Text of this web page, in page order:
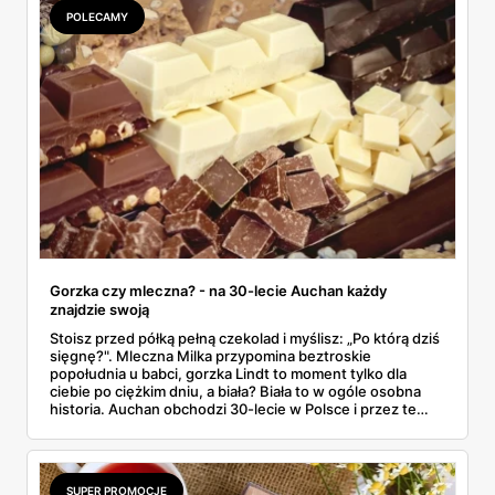
POLECAMY
Gorzka czy mleczna? - na 30-lecie Auchan każdy
znajdzie swoją
Stoisz przed półką pełną czekolad i myślisz: „Po którą dziś
sięgnę?". Mleczna Milka przypomina beztroskie
popołudnia u babci, gorzka Lindt to moment tylko dla
ciebie po ciężkim dniu, a biała? Biała to w ogóle osobna
historia. Auchan obchodzi 30-lecie w Polsce i przez te
tylko słodycz, to wspomnienia zapakowane w sreberko.
Dlatego w gazetkach promocyjnych na 30-lecie
znajdziesz krainy czekolady, gdzie ceny spadają, a wybór
SUPER PROMOCJE